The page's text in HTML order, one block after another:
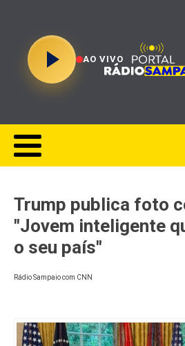
AO VIVO
Trump publica foto
"Jovem inteligente
o seu país"
Rádio Sampaio com CNN